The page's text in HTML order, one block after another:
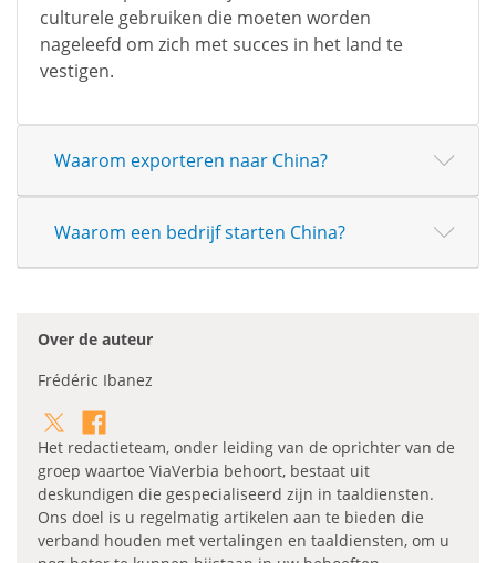
culturele gebruiken die moeten worden
nageleefd om zich met succes in het land te
vestigen.
Waarom exporteren naar China?
Waarom een bedrijf starten China?
Over de auteur
Frédéric Ibanez
Het redactieteam, onder leiding van de oprichter van de
groep waartoe ViaVerbia behoort, bestaat uit
deskundigen die gespecialiseerd zijn in taaldiensten.
Ons doel is u regelmatig artikelen aan te bieden die
verband houden met vertalingen en taaldiensten, om u